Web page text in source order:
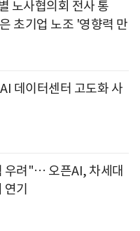
노사협의회 전사 통
초기업 노조 '영향력 만
데이터센터 고도화 사
우려"… 오픈AI, 차세대
기